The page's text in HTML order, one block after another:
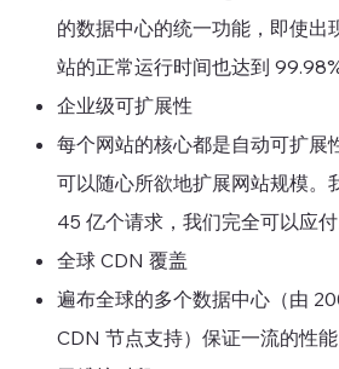
的数据中心的统一功能，即使出
站的正常运行时间也达到 99.98%
企业级可扩展性
每个网站的核心都是自动可扩展
可以随心所欲地扩展网站规模。
45 亿个请求，我们完全可以应付
全球 CDN 覆盖
遍布全球的多个数据中心（由
CDN 节点支持）保证一流的性能